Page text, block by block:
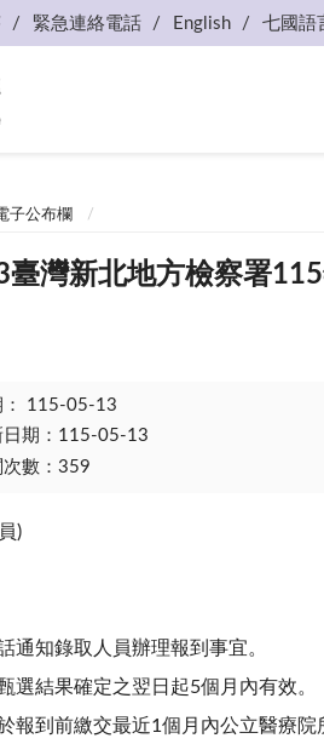
緊急連絡電話 English 七國語
子公布欄
灣新北地方檢察署
115-05-13
日期：115-05-13
次數：359
)
通知錄取人員辦理報到事宜。
選結果確定之翌日起5個月內有效。
報到前繳交最近1個月內公立醫療